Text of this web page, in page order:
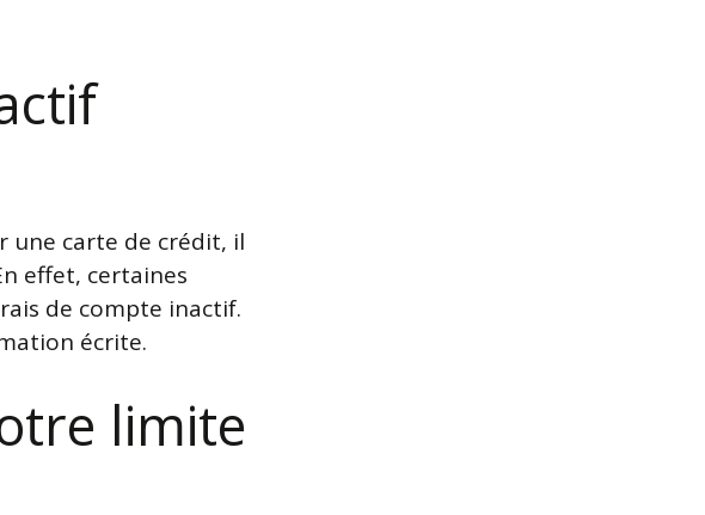
une carte de crédit, il
effet, certaines
de compte inactif.
écrite.
limite